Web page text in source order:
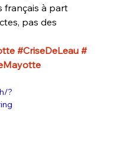
français à part
pas des
#CriseDeLeau #
?